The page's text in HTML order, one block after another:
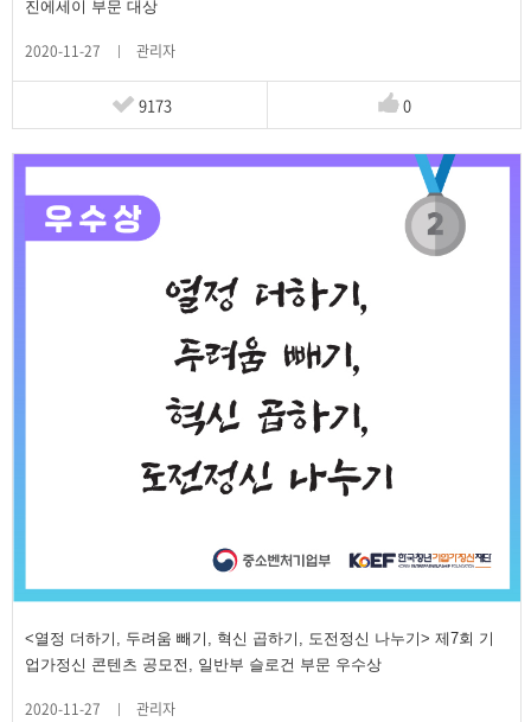
진에세이 부문 대상
2020-11-27 관리자
9173 0
<열정 더하기, 두려움 빼기, 혁신 곱하기, 도전정신 나누기> 제7회 기
업가정신 콘텐츠 공모전, 일반부 슬로건 부문 우수상
2020-11-27 관리자